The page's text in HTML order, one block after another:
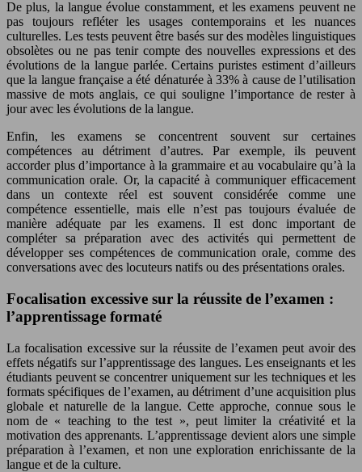
De plus, la langue évolue constamment, et les examens peuvent ne
pas toujours refléter les usages contemporains et les nuances
culturelles. Les tests peuvent être basés sur des modèles linguistiques
obsolètes ou ne pas tenir compte des nouvelles expressions et des
évolutions de la langue parlée. Certains puristes estiment d’ailleurs
que la langue française a été dénaturée à 33% à cause de l’utilisation
massive de mots anglais, ce qui souligne l’importance de rester à
jour avec les évolutions de la langue.
Enfin, les examens se concentrent souvent sur certaines
compétences au détriment d’autres. Par exemple, ils peuvent
accorder plus d’importance à la grammaire et au vocabulaire qu’à la
communication orale. Or, la capacité à communiquer efficacement
dans un contexte réel est souvent considérée comme une
compétence essentielle, mais elle n’est pas toujours évaluée de
manière adéquate par les examens. Il est donc important de
compléter sa préparation avec des activités qui permettent de
développer ses compétences de communication orale, comme des
conversations avec des locuteurs natifs ou des présentations orales.
Focalisation excessive sur la réussite de l’examen :
l’apprentissage formaté
La focalisation excessive sur la réussite de l’examen peut avoir des
effets négatifs sur l’apprentissage des langues. Les enseignants et les
étudiants peuvent se concentrer uniquement sur les techniques et les
formats spécifiques de l’examen, au détriment d’une acquisition plus
globale et naturelle de la langue. Cette approche, connue sous le
nom de « teaching to the test », peut limiter la créativité et la
motivation des apprenants. L’apprentissage devient alors une simple
préparation à l’examen, et non une exploration enrichissante de la
langue et de la culture.